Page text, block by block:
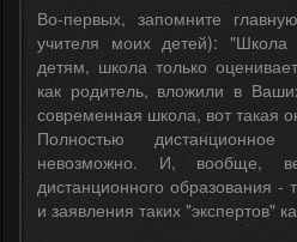
Во-первых, запомните
учителя моих детей):
детям, школа только
как родитель, вложили в
современная школа, вот такая
Полностью
невозможно. И, вообще,
дистанционного образования -
и заявления таких "экспертов"